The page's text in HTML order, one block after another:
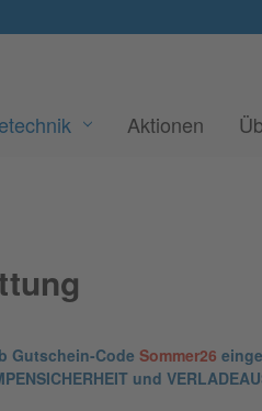
Aktionen
Gutschein-Code Sommer26
und